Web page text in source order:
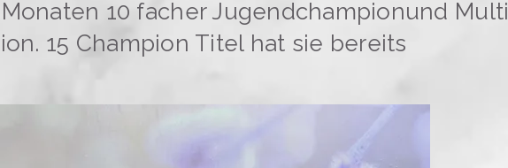
10 facher Jugendchampionund Multi
15 Champion Titel hat sie bereits